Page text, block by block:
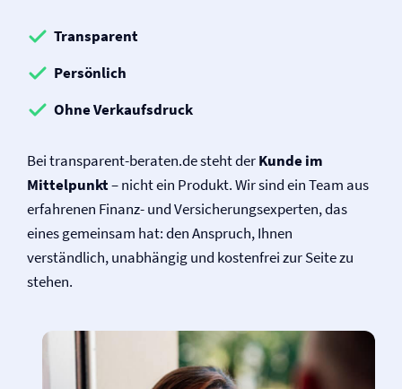
Transparent
Persönlich
Ohne Verkaufsdruck
Bei transparent-beraten.de steht derKunde im
Mittelpunkt– nicht ein Produkt. Wir sind ein Team aus
erfahrenen Finanz- und Versicherungsexperten, das
eines gemeinsam hat: den Anspruch, Ihnen
verständlich, unabhängig und kostenfrei zur Seite zu
stehen.